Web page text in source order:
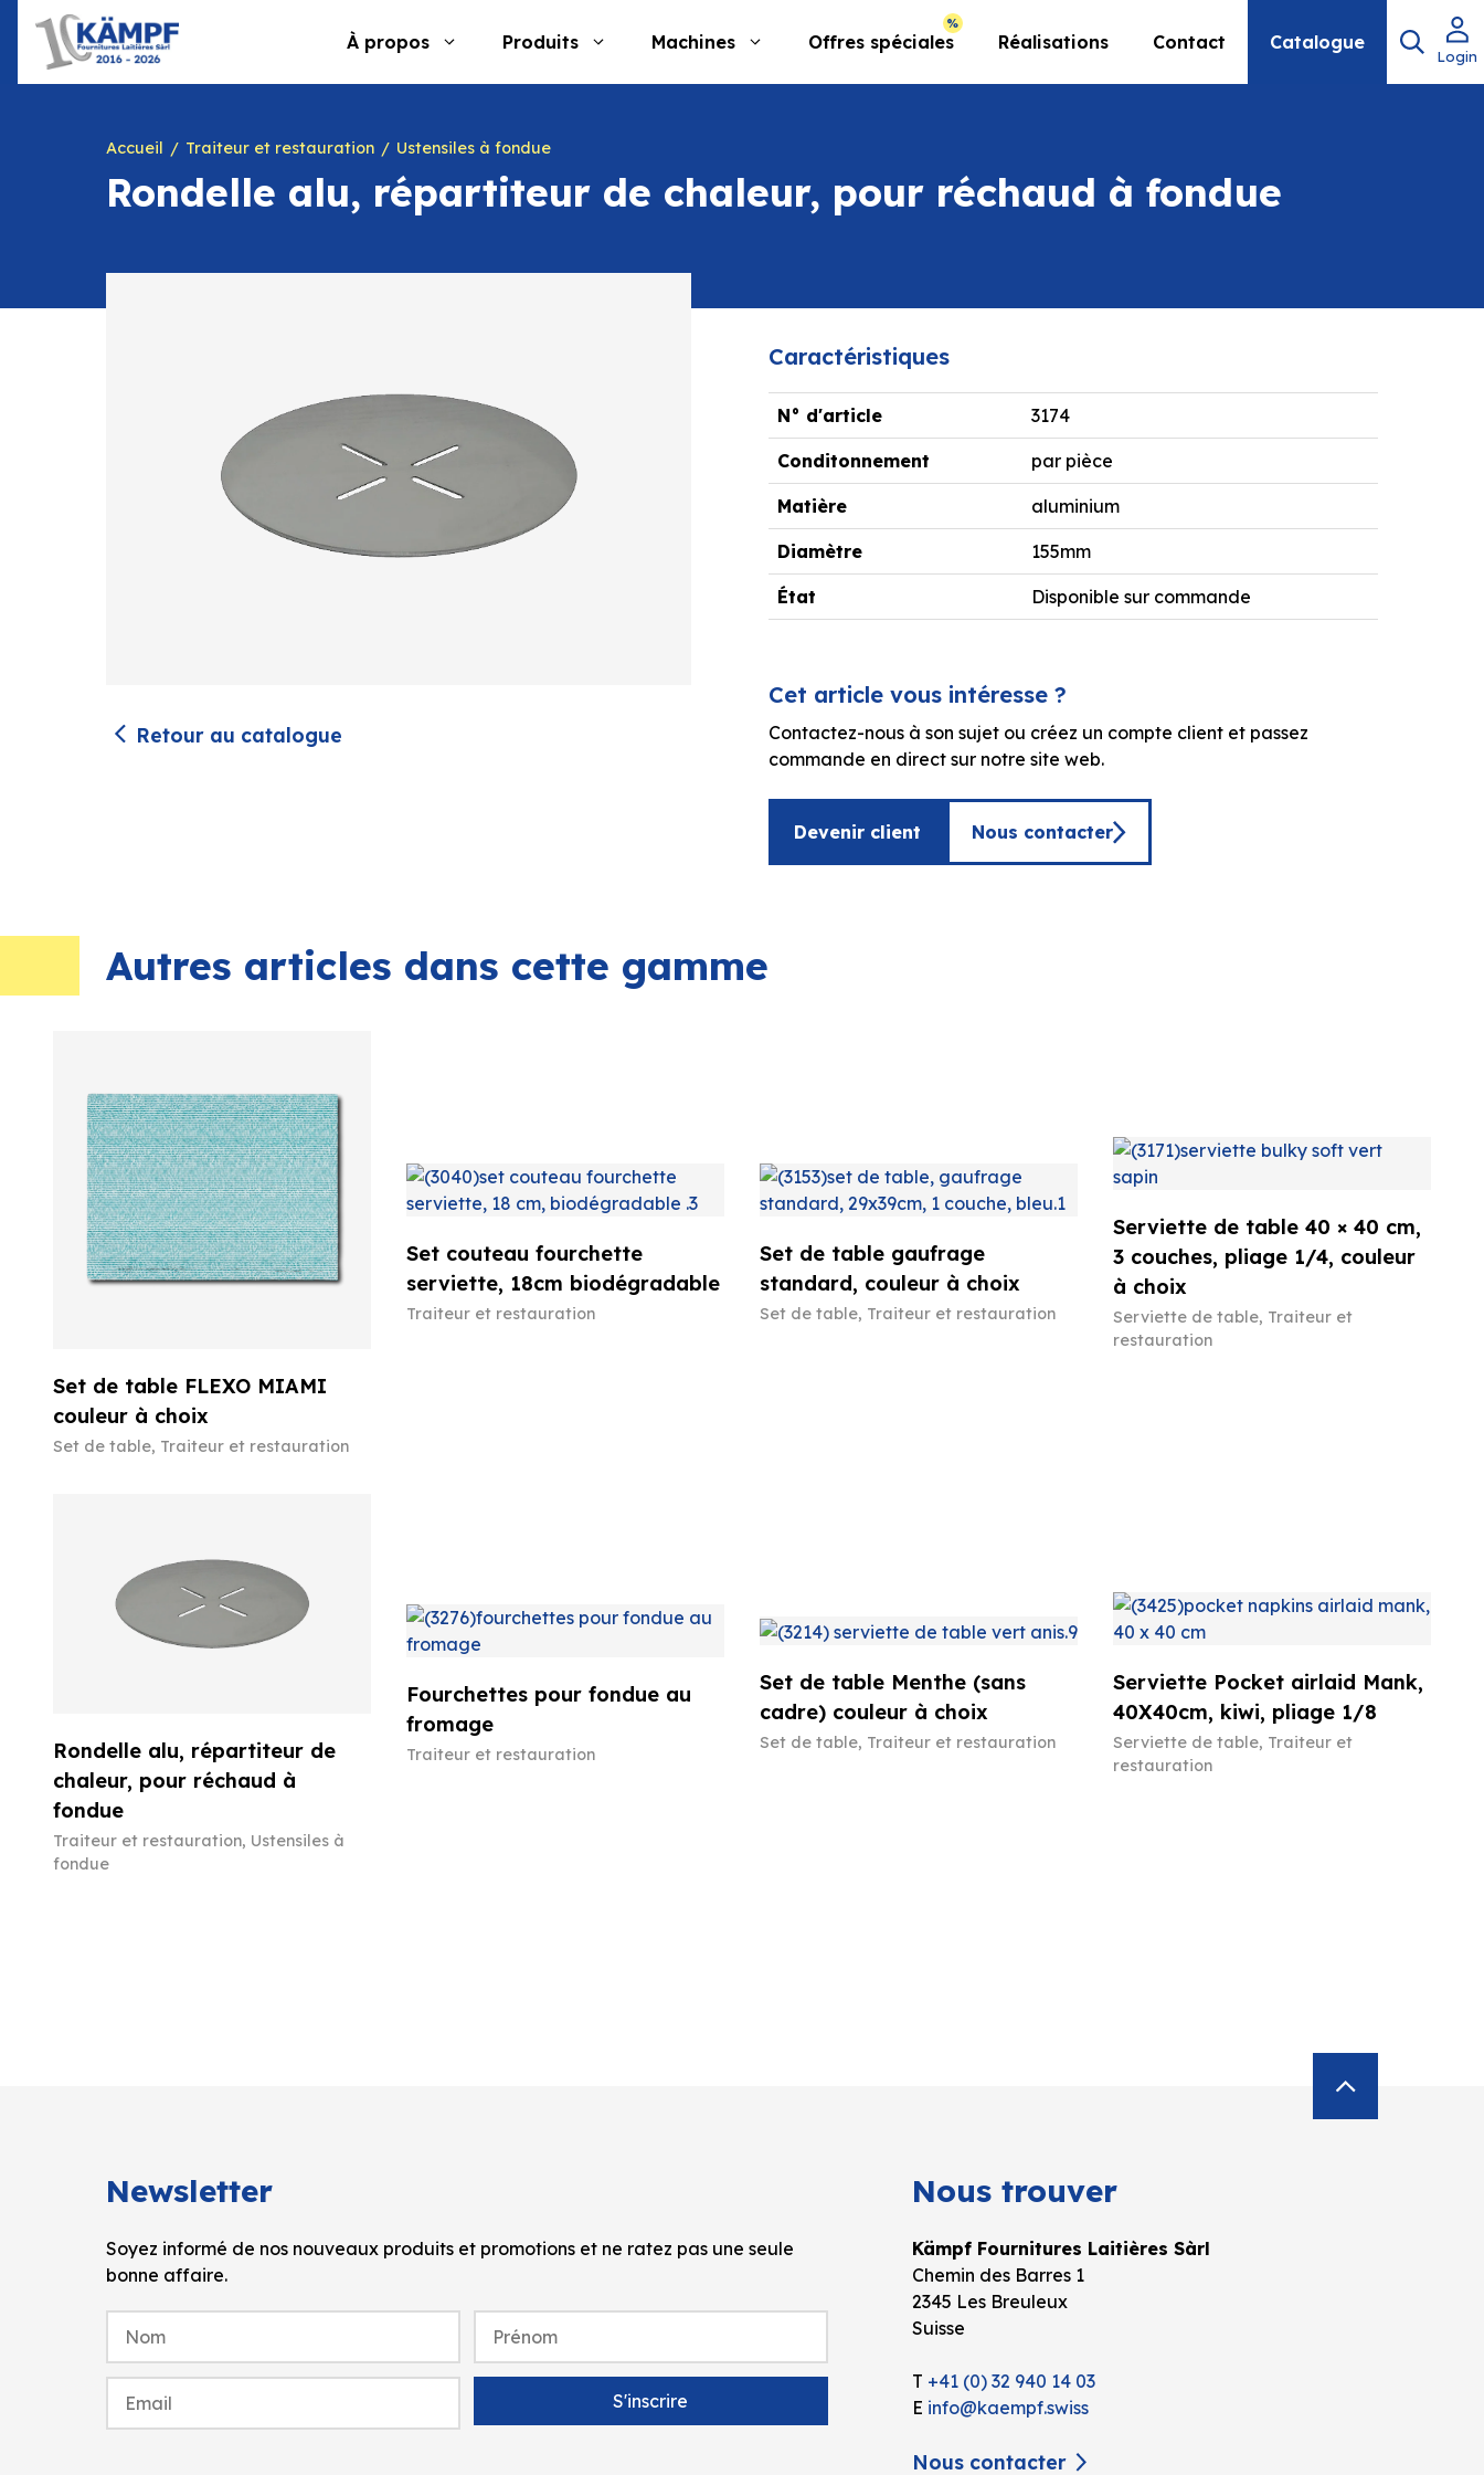
contenu
À propos Produits Machines Offres spéciales Réalisations Contact Catalogue
Login
Accueil Traiteur et restauration Ustensiles à fondue
Rondelle alu, répartiteur de chaleur, pour réchaud à fondue
Retour au catalogue
Caractéristiques
N° d'article 3174
Conditonnement par pièce
Matière aluminium
Diamètre 155mm
État Disponible sur commande
Cet article vous intéresse ?
Contactez-nous à son sujet ou créez un compte client et passez
commande en direct sur notre site web.
Devenir client Nous contacter
Autres articles dans cette gamme
Set de table FLEXO MIAMI
couleur à choix
Set de table, Traiteur et restauration
Set couteau fourchette
serviette, 18cm biodégradable
Traiteur et restauration
Set de table gaufrage
standard, couleur à choix
Set de table, Traiteur et restauration
Serviette de table 40 × 40 cm,
3 couches, pliage 1/4, couleur
à choix
Serviette de table, Traiteur et
restauration
Rondelle alu, répartiteur de
chaleur, pour réchaud à
fondue
Traiteur et restauration, Ustensiles à
fondue
Fourchettes pour fondue au
fromage
Traiteur et restauration
Set de table Menthe (sans
cadre) couleur à choix
Set de table, Traiteur et restauration
Serviette Pocket airlaid Mank,
40X40cm, kiwi, pliage 1/8
Serviette de table, Traiteur et
restauration
Newsletter
Soyez informé de nos nouveaux produits et promotions et ne ratez pas une seule
bonne affaire.
Nous trouver
Kämpf Fournitures Laitières Sàrl
Chemin des Barres 1
2345 Les Breuleux
Suisse
T +41 (0) 32 940 14 03
E info@kaempf.swiss
Nous contacter